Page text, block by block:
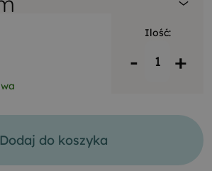
Ilość:
- +
Dodaj do koszyka